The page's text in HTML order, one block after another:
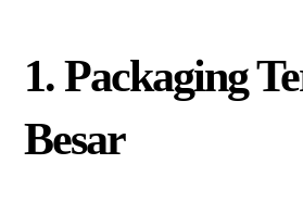
1. Packaging
Besar